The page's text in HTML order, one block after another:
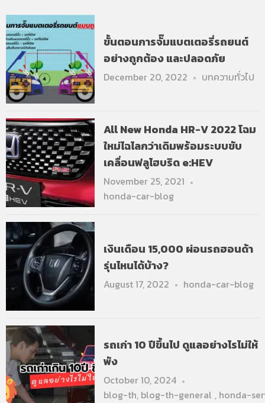
ขั้นตอนการจั๊มแบตเตอรี่รถยนต์
อย่างถูกต้อง และปลอดภัย
December 20, 2022 บทความทั่วไป
All New Honda HR-V 2022 โฉม
ใหม่ไฉไลกว่าเดิมพร้อมระบบขับ
เคลื่อนฟลูไฮบริด e:HEV
November 25, 2021
honda-car-blog
เงินเดือน 15,000 ผ่อนรถฮอนด้า
รุ่นไหนได้บ้าง?
August 17, 2022 honda-car-blog
รถเก่า 10 ปีขึ้นไป ดูแลอย่างไรไม่ให้
พัง
October 10, 2024
blog-th, blog-th-general , honda-